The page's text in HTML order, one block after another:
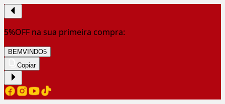
5%OFF na sua primeira compra:
BEMVINDO5
Copiar